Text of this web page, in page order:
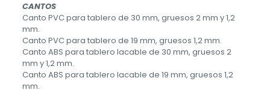
CANTOS
Canto PVC para tablero de 30 mm, gruesos 2 mm y 1,2
mm.
Canto PVC para tablero de 19 mm, gruesos 1,2 mm.
Canto ABS para tablero lacable de 30 mm, gruesos 2
mm y 1,2 mm.
Canto ABS para tablero lacable de 19 mm, gruesos 1,2
mm.